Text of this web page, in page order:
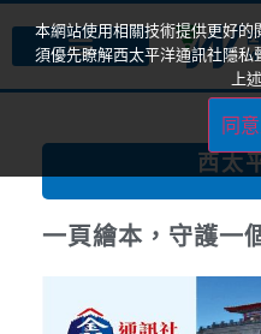
西太
一頁繪本，守護一
本網站使用相關技術提供更好
須優先瞭解西太平洋通訊社隱
上
同